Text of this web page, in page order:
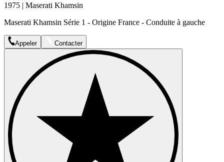
1975 | Maserati Khamsin
Maserati Khamsin Série 1 - Origine France - Conduite à gauche
Appeler Contacter